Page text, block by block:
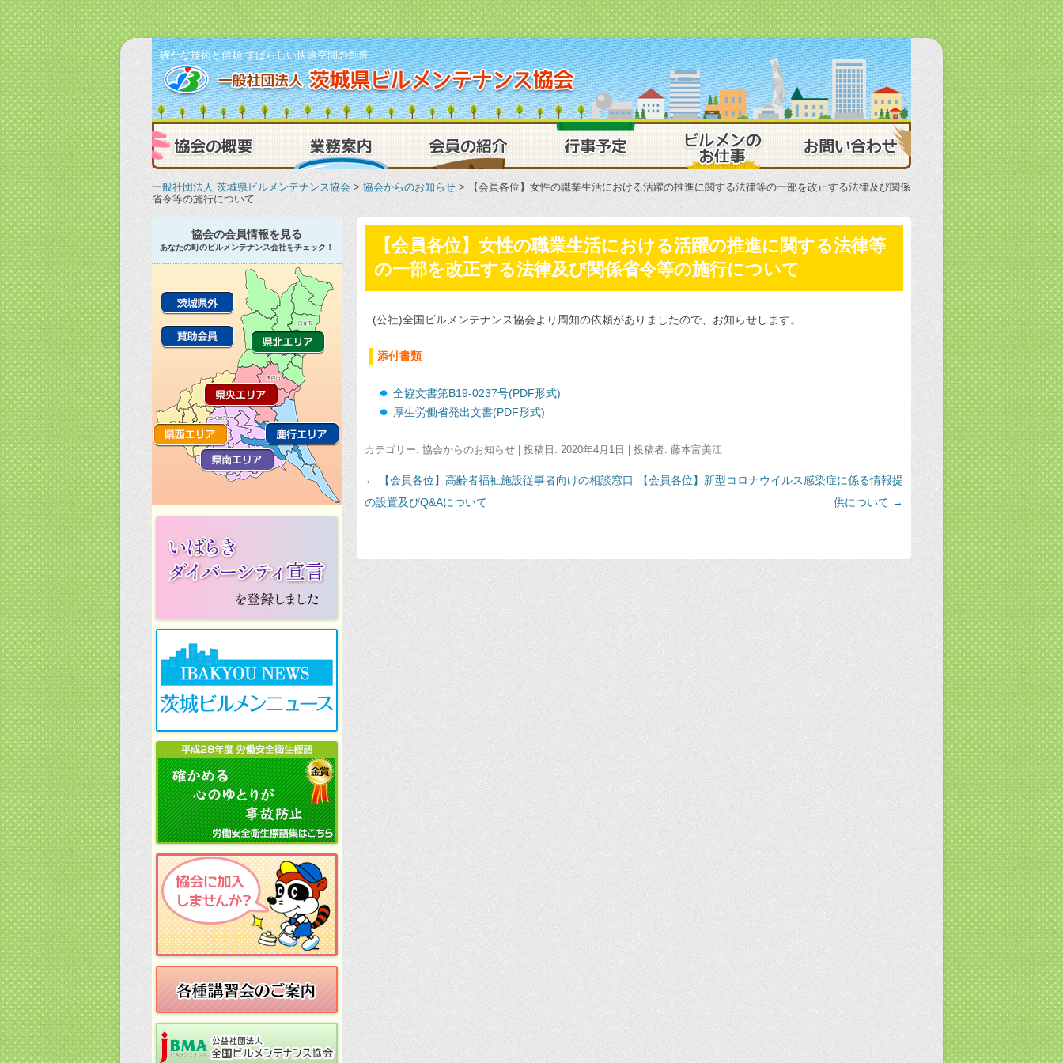
確かな技術と信頼 すばらしい快適空間の創造
一般社団法人 茨城県ビルメンテナンス協会
協会の概要 業務案内 会員の紹介 行事予定 ビルメンのお仕事 お問い合わせ
一般社団法人 茨城県ビルメンテナンス協会 > 協会からのお知らせ > 【会員各位】女性の職業生活における活躍の推進に関する法律等の一部を改正する法律及び関係
省令等の施行について
【会員各位】女性の職業生活における活躍の推進に関する法律等
の一部を改正する法律及び関係省令等の施行について
(公社)全国ビルメンテナンス協会より周知の依頼がありましたので、お知らせします。
添付書類
全協文書第B19-0237号(PDF形式)
厚生労働省発出文書(PDF形式)
カテゴリー:協会からのお知らせ | 投稿日:2020年4月1日 |投稿者:藤本富美江
投
稿
←
【会員各位】高齢者福祉施設従事者向けの相談窓口
の設置及びQ&Aについて
【会員各位】新型コロナウイルス感染症に係る情報提
供について →
協会の会員情報を見る
あなたの町のビルメンテナンス会社をチェック！